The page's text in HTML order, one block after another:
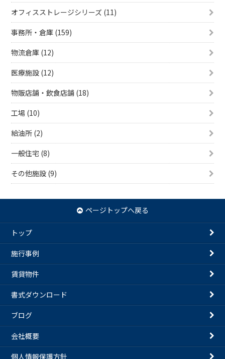
オフィスストレージシリーズ (11)
事務所・倉庫 (159)
物流倉庫 (12)
医療施設 (12)
物販店舗・飲食店舗 (18)
工場 (10)
給油所 (2)
一般住宅 (8)
その他施設 (9)
ページトップへ戻る
トップ
施行事例
賃貸物件
書式ダウンロード
ブログ
会社概要
個人情報保護方針